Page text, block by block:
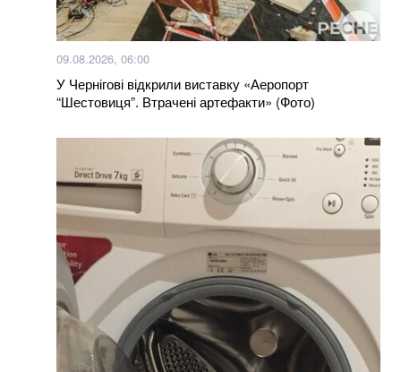
Українка придбала куртку у польському секонд-
В Бахмуті поранено трьох бійців закарпатського
батальйону “Сонечко”, один у важкому стані (відео)
Мукачівці обурені спотворенням архітектурного
шарму міста депутатами-бізнесменами (відео)
100% фальсифікат: у Тернополі продають масло з
заводу, який давно перетворився на руїни
Нагороджені посмертно: у Хмельницькому нагороди
загиблих Героїв отримали їх родини
Яка температура вважається нормальною: ви
здивуєтеся, але це не 36,6
09.08.2026, 06:00
У Чернігові відкрили виставку «Аеропорт
“Шестовиця”. Втрачені артефакти» (Фото)